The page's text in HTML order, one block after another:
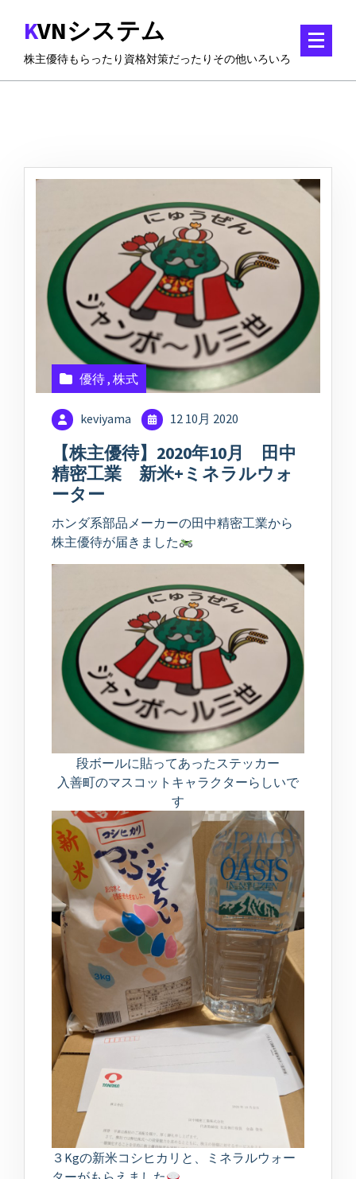
ツ
KVNシステム
株主優待もらったり資格対策だったりその他いろいろ
優待, 株式
keviyama 12 10月 2020
【株主優待】2020年10月 田中
精密工業 新米+ミネラルウォ
ーター
ホンダ系部品メーカーの田中精密工業から
株主優待が届きました
段ボールに貼ってあったステッカー
入善町のマスコットキャラクターらしいで
す
３Kgの新米コシヒカリと、ミネラルウォー